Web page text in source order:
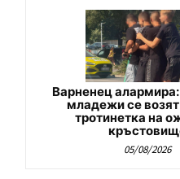
Варненец
младежи се
тротинетка на
05/08/2026